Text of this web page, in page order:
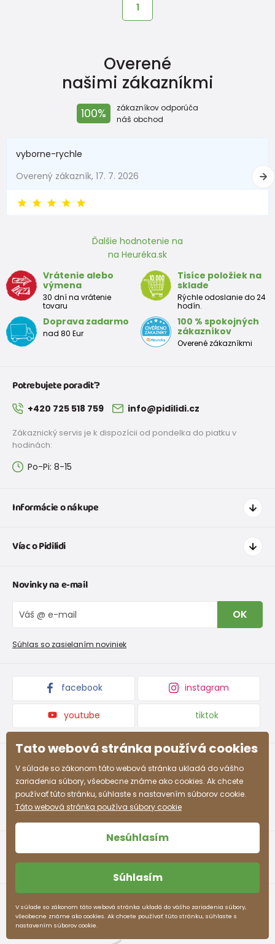
1
Overené
našimi zákazníkmi
100%
zákazníkov odporúča
náš obchod
vyborne-rychle
Overený zákazník, 17. 7. 2026
Ďalšie hodnotenie na
na Heuréka.sk
Vrátenie alebo
výmena
30 dní na vrátenie
tovaru
Tisíce položiek na
sklade
Rýchle odoslanie do 24
hodín.
Doprava zadarmo
nad 80 Eur
100 % spokojných
zákazníkov
Overené zákazníkmi
Potrebujete poradiť?
+420 725 518 759 info@pidilidi.cz
Zákaznický servis je k dispozícii od pondelka do piatku v
hodinách:
Po-Pi: 8-15
Informácie o nákupe
Doprava a platba
Tabuľka veľkostí obuvi
Vrátenie tovaru a reklamacie
Reklamačný poriadok
Víac o Pidilidi
O nás
Blog
Veľkoobchod PiDiLiDi
Kolekcie tovaru
Novinky na e-mail
OK
Súhlas so zasielaním noviniek
facebook instagram
youtube tiktok
pidilidi.sk © 2026. WebdesignLitvanyi.sk.
Tato webová stránka používá cookies
V súlade so zákonom táto webová stránka ukladá do vášho
zariadenia súbory, všeobecne známe ako cookies. Ak chcete
používať túto stránku, súhlaste s nastavením súborov cookie.
Táto webová stránka používa súbory cookie
Nesúhlasím
Súhlasím
V súlade so zákonom táto webová stránka ukladá do vášho zariadenia súbory,
všeobecne známe ako cookies. Ak chcete používať túto stránku, súhlaste s
nastavením súborov cookie.